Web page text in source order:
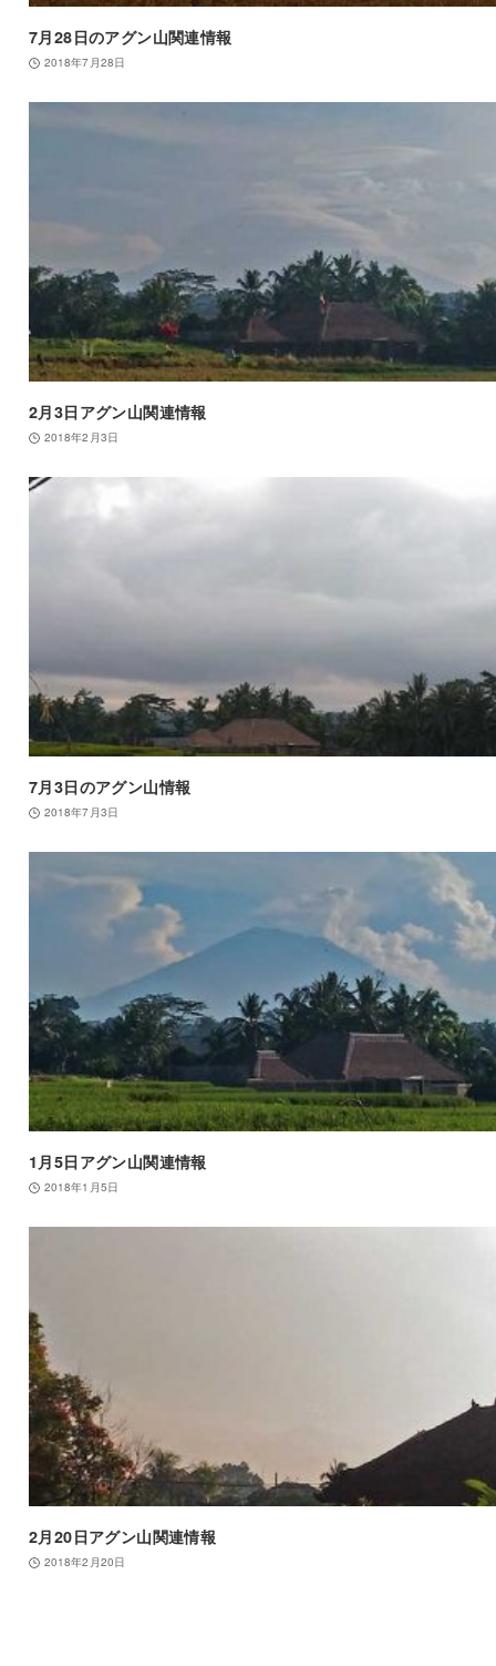
7月28日のアグン山関連情報
2018年7月28日
2月3日アグン山関連情報
2018年2月3日
7月3日のアグン山情報
2018年7月3日
1月5日アグン山関連情報
2018年1月5日
2月20日アグン山関連情報
2018年2月20日